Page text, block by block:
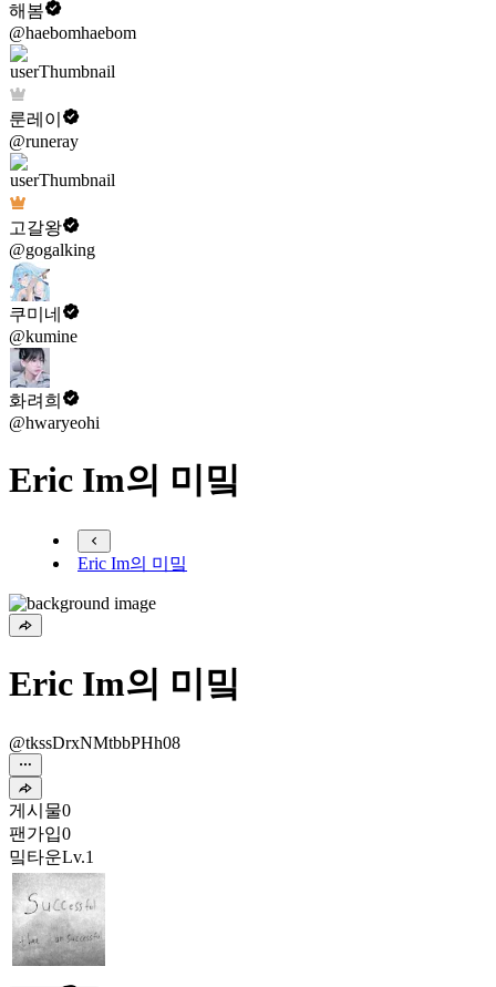
해봄
@haebomhaebom
룬레이
@runeray
고갈왕
@gogalking
쿠미네
@kumine
화려희
@hwaryeohi
Eric Im의 미밐
Eric Im의 미밐
Eric Im의 미밐
@tkssDrxNMtbbPHh08
게시물0
팬가입0
밐타운Lv.1